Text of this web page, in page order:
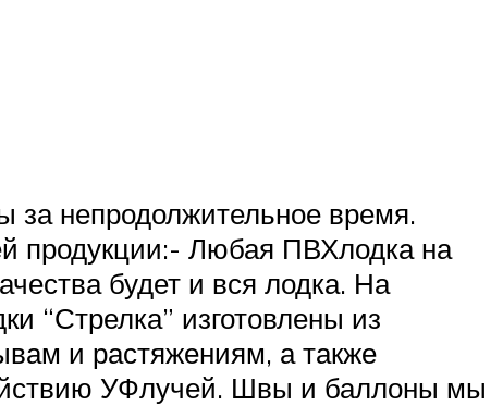
за непродолжительное время.
продукции:- Любая ПВХ­лодка на
будет и вся лодка. На
“Стрелка” изготовлены из
и растяжениям, а также
УФ­лучей. Швы и баллоны мы